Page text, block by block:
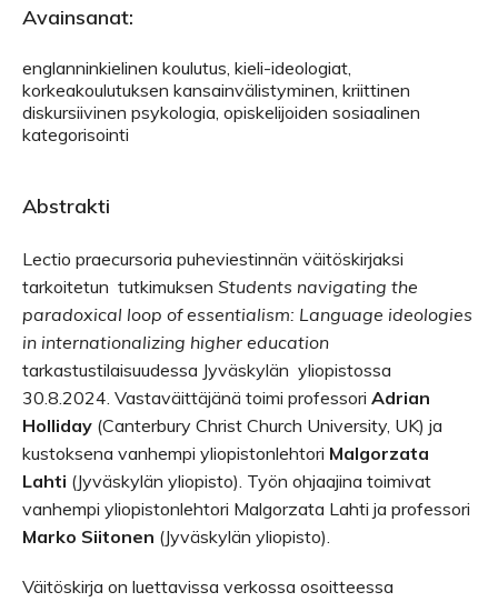
Avainsanat:
englanninkielinen koulutus, kieli-ideologiat,
korkeakoulutuksen kansainvälistyminen, kriittinen
diskursiivinen psykologia, opiskelijoiden sosiaalinen
kategorisointi
Abstrakti
Lectio praecursoria puheviestinnän väitöskirjaksi
tarkoitetun tutkimuksen Students navigating the
paradoxical loop of essentialism: Language ideologies
in internationalizing higher education
tarkastustilaisuudessa Jyväskylän yliopistossa
30.8.2024. Vastaväittäjänä toimi professori Adrian
Holliday (Canterbury Christ Church University, UK) ja
kustoksena vanhempi yliopistonlehtori Malgorzata
Lahti (Jyväskylän yliopisto). Työn ohjaajina toimivat
vanhempi yliopistonlehtori Malgorzata Lahti ja professori
Marko Siitonen (Jyväskylän yliopisto).
Väitöskirja on luettavissa verkossa osoitteessa